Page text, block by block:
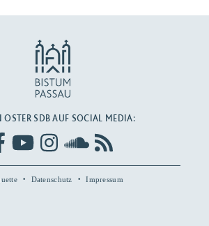
OSTER SDB AUF SOCIAL MEDIA:
Datenschutz Impressum